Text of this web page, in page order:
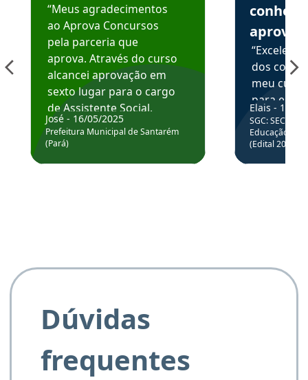
“Meus agradecimentos
ao Aprova Concursos
pela parceria que
aprova. Através do curso
alcancei aprovação em
sexto lugar para o cargo
de Assistente Social.
Hoje estou atuando na
Prefeitura de Santarém.
José - 16/05/2025
Prefeitura Municipal de Santarém
(Pará)
aprova
dos
meu
para
colocar
através
de
Elais - 15/
SGC: SEC BA
Educação
(Edital
Dúvidas
frequentes